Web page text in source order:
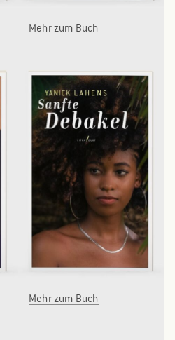
BÜCHER
Mehr zum Buch
Mehr zum Buch